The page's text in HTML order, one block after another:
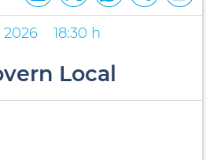
2026 18:30 h
Local